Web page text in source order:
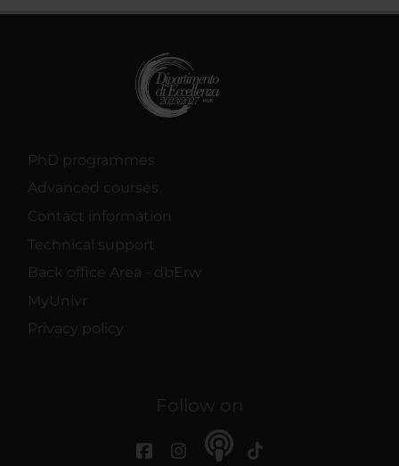
PhD programmes
Advanced courses
Contact information
Technical support
Back office Area - dbErw
MyUnivr
Privacy policy
Follow on